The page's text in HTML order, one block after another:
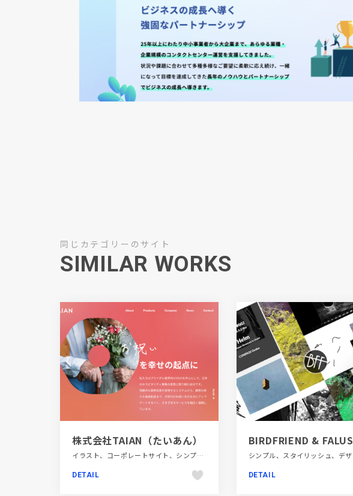
同じカテゴリーのサイト
SIMILAR WORKS
株式会社TAIAN（たいあん）
イラスト、コーポレートサイト、シンプル、ピンク系、ホワイト系、ポップ、飲食店・グルメ・ウェディング
DETAIL
BIRDFRIEND & FALUS
DETAIL